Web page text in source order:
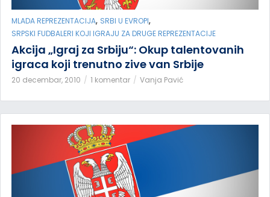
MLADA REPREZENTACIJA, SRBI U EVROPI,
SRPSKI FUDBALERI KOJI IGRAJU ZA DRUGE REPREZENTACIJE
Akcija „Igraj za Srbiju“: Okup talentovanih
igraca koji trenutno zive van Srbije
20 decembar, 2010 1 komentar Vanja Pavić